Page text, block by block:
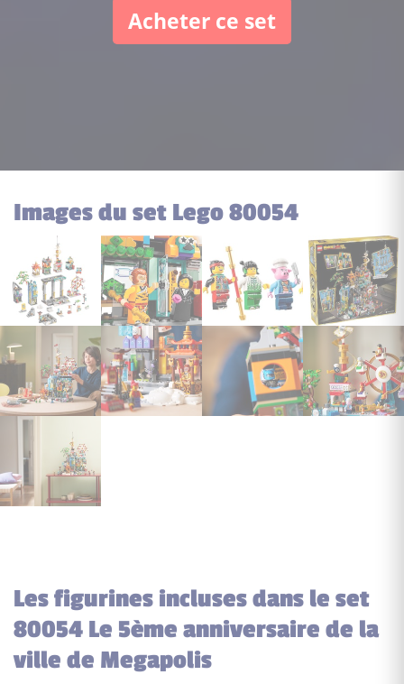
Acheter ce set
Images du set Lego 80054
Les figurines incluses dans le set
80054 Le 5ème anniversaire de la
ville de Megapolis